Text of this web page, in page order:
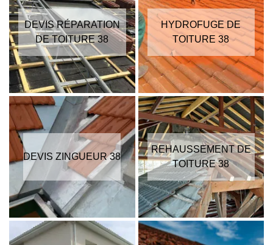
DEVIS RÉPARATION
DE TOITURE 38
HYDROFUGE DE
TOITURE 38
DEVIS ZINGUEUR 38
REHAUSSEMENT DE
TOITURE 38